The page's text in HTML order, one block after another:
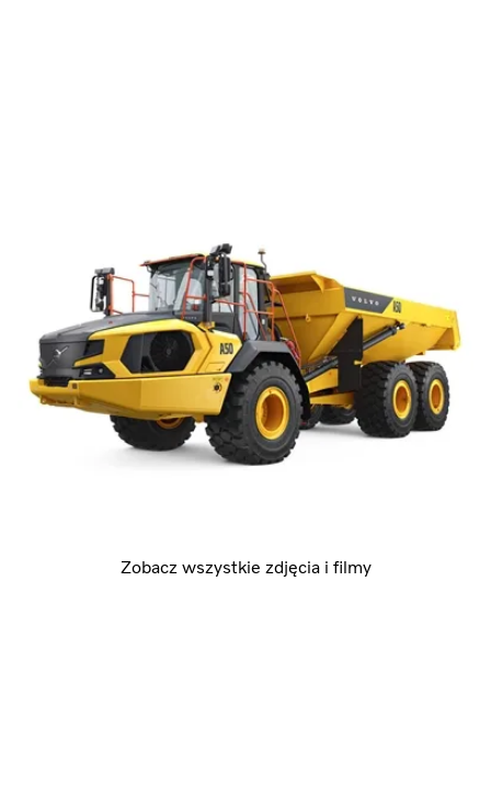
Zobacz wszystkie zdjęcia i filmy